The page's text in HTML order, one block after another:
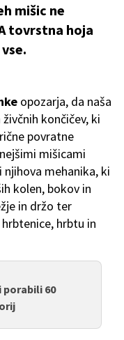
mišic ne
tovrstna hoja
opozarja, da naša
končičev, ki
povratne
mišicami
mehanika, ki
kolen, bokov in
in držo ter
hrbtu in
porabili 60